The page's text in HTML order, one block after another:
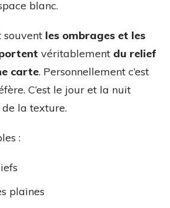
blanc.
souvent les ombrages et les
véritablement du relief
carte. Personnellement c’est
C’est le jour et la nuit
la texture.
:
plaines